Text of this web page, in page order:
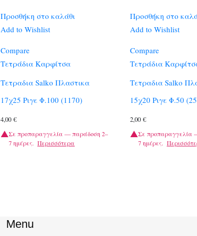
Προσθήκη στο καλάθι
Add to Wishlist
Compare
Τετράδια Καρφίτσα
Τετραδια Salko Πλαστικα
17χ25 Ριγε Φ.100 (1170)
4,00 €
Σε προπαραγγελία — παράδοση 2–
7 ημέρες. Περισσότερα
Προσθήκη στο
Add to Wishlist
Compare
Τετράδια
Τετραδια Salko
15χ20 Ριγε Φ.50
2,00 €
Σε προπαραγγελία
7 ημέρες.
Menu